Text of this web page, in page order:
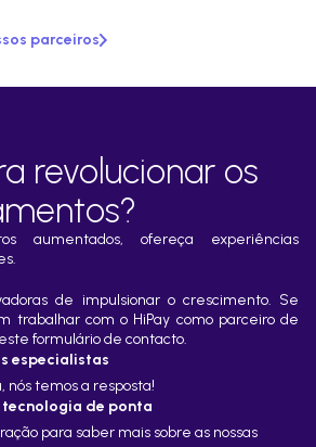
parceiros
revolucionar os
aumentados, ofereça experiências
de impulsionar o crescimento. Se
trabalhar com o HiPay como parceiro de
formulário de contacto.
especialistas
temos a resposta!
tecnologia de ponta
para saber mais sobre as nossas